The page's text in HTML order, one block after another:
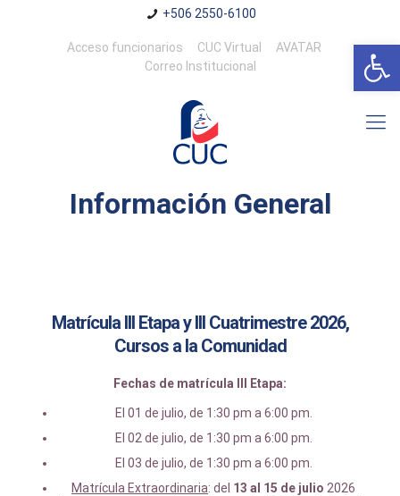
Abrir
+506 2550-6100
Acceso funcionarios CUC Virtual
AVATAR
Correo Institucional
Información General
Matrícula III Etapa y III Cuatrimestre 2026,
Cursos a la Comunidad
Fechas de matrícula III Etapa:
El 01 de julio, de 1:30 pm a 6:00 pm.
El 02 de julio, de 1:30 pm a 6:00 pm.
El 03 de julio, de 1:30 pm a 6:00 pm.
Matrícula Extraordinaria: del 13 al 15 de julio 2026